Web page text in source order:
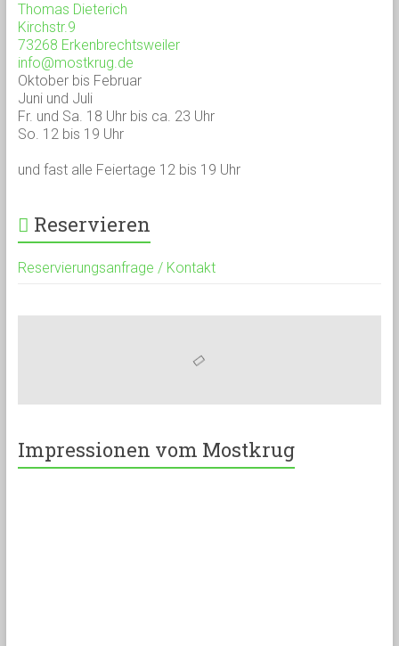
Thomas Dieterich
Kirchstr.9
73268 Erkenbrechtsweiler
info@mostkrug.de
Oktober bis Februar
Juni und Juli
Fr. und Sa. 18 Uhr bis ca. 23 Uhr
So. 12 bis 19 Uhr
und fast alle Feiertage 12 bis 19 Uhr
Reservieren
Reservierungsanfrage / Kontakt
Impressionen vom Mostkrug